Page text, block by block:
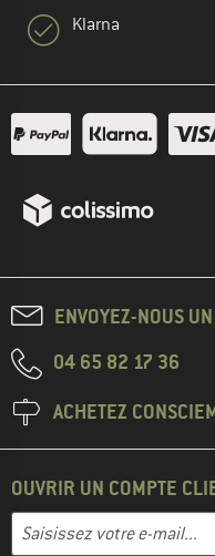
Klarna
ENVOYEZ-NOUS
04 65 82 17 36
ACHETEZ
OUVRIR UN COMPTE
Adresse e-mail
Entrez votre adresse e-